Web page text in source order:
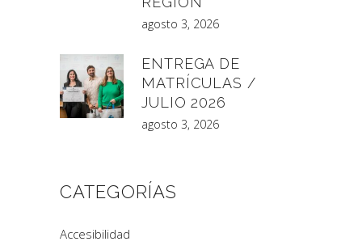
agosto 3, 2026
ENTREGA DE
MATRÍCULAS /
JULIO 2026
agosto 3, 2026
CATEGORÍAS
Accesibilidad